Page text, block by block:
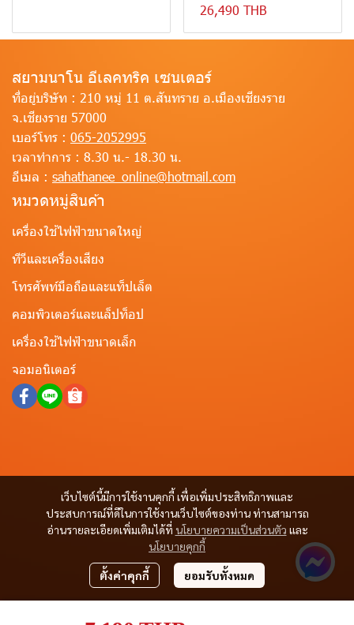
26,490 THB
เว็บไซต์นี้มีการใช้งานคุกกี้ เพื่อเพิ่มประสิทธิภาพและ
ประสบการณ์ที่ดีในการใช้งานเว็บไซต์ของท่าน ท่านสามารถ
อ่านรายละเอียดเพิ่มเติมได้ที่ นโยบายความเป็นส่วนตัว และ
นโยบายคุกกี้
ตั้งค่าคุกกี้ ยอมรับทั้งหมด
สยามนาโน อีเลคทริค เซนเตอร์
ที่อยู่บริษัท : 210 หมู่ 11 ต.สันทราย อ.เมืองเชียงราย
จ.เชียงราย 57000
เบอร์โทร : 065-2052995
เวลาทำการ : 8.30 น.- 18.30 น.
อีเมล : sahathanee_online@hotmail.com
หมวดหมู่สินค้า
เครื่องใช้ไฟฟ้าขนาดใหญ่
ทีวีและเครื่องเสียง
โทรศัพท์มือถือและแท็ปเล็ต
คอมพิวเตอร์และแล็ปท็อป
เครื่องใช้ไฟฟ้าขนาดเล็ก
จอมอนิเตอร์